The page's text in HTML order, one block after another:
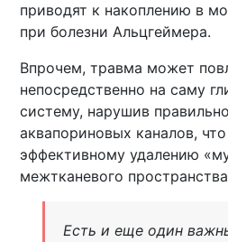
приводят к накоплению в
при болезни Альцгеймера.
Впрочем, травма может
непосредственно на саму
систему, нарушив
аквапориновых каналов,
эффективному удалению
межтканевого
Есть и еще один